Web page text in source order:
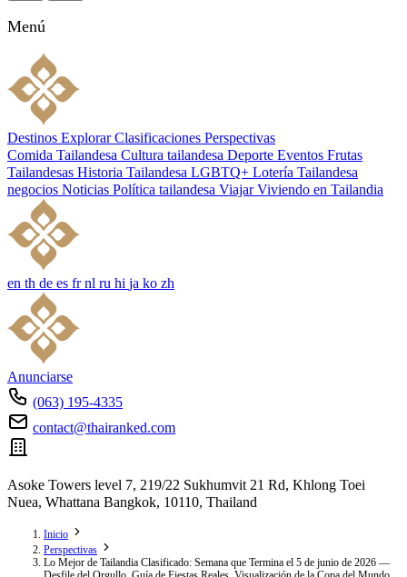
Menú
Destinos Explorar Clasificaciones Perspectivas
Comida Tailandesa Cultura tailandesa Deporte Eventos Frutas
Tailandesas Historia Tailandesa LGBTQ+ Lotería Tailandesa
negocios Noticias Política tailandesa Viajar Viviendo en Tailandia
en th de es fr nl ru hi ja ko zh
Anunciarse
(063) 195-4335
contact@thairanked.com
Asoke Towers level 7, 219/22 Sukhumvit 21 Rd, Khlong Toei
Nuea, Whattana Bangkok, 10110, Thailand
Inicio
Perspectivas
Lo Mejor de Tailandia Clasificado: Semana que Termina el 5 de junio de 2026 —